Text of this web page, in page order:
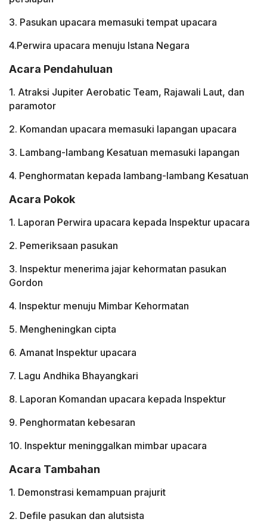
3. Pasukan upacara memasuki tempat upacara
4.Perwira upacara menuju Istana Negara
Acara Pendahuluan
1. Atraksi Jupiter Aerobatic Team, Rajawali Laut, dan
paramotor
2. Komandan upacara memasuki lapangan upacara
3. Lambang-lambang Kesatuan memasuki lapangan
4. Penghormatan kepada lambang-lambang Kesatuan
Acara Pokok
1. Laporan Perwira upacara kepada Inspektur upacara
2. Pemeriksaan pasukan
3. Inspektur menerima jajar kehormatan pasukan
Gordon
4. Inspektur menuju Mimbar Kehormatan
5. Mengheningkan cipta
6. Amanat Inspektur upacara
7. Lagu Andhika Bhayangkari
8. Laporan Komandan upacara kepada Inspektur
9. Penghormatan kebesaran
10. Inspektur meninggalkan mimbar upacara
Acara Tambahan
1. Demonstrasi kemampuan prajurit
2. Defile pasukan dan alutsista